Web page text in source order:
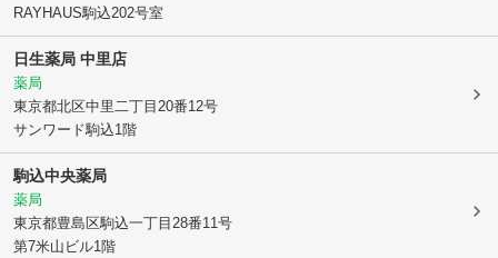
RAYHAUS駒込202号室
日生薬局 中里店
薬局
東京都北区中里二丁目20番12号
サンワード駒込1階
駒込中央薬局
薬局
東京都豊島区駒込一丁目28番11号
第7米山ビル1階